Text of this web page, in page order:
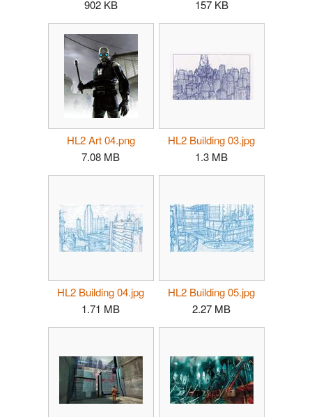
902 KB
157 KB
HL2 Art 04.png
7.08 MB
HL2 Building 03.jpg
1.3 MB
HL2 Building 04.jpg
1.71 MB
HL2 Building 05.jpg
2.27 MB